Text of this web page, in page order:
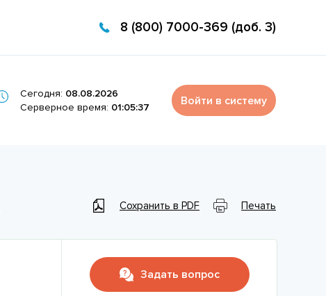
8 (800) 7000-369 (доб. 3)
Сегодня: 08.08.2026
Серверное время: 01:05:37 Войти в систему
Сохранить в PDF Печать
Задать вопрос